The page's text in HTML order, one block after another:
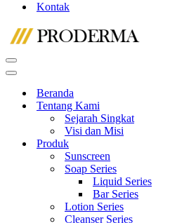
Kontak
Menu
Navigasi
Menu
NavigasiBeranda
Tentang Kami
Sejarah Singkat
Visi dan Misi
Produk
Sunscreen
Soap Series
Liquid Series
Bar Series
Lotion Series
Cleanser Series